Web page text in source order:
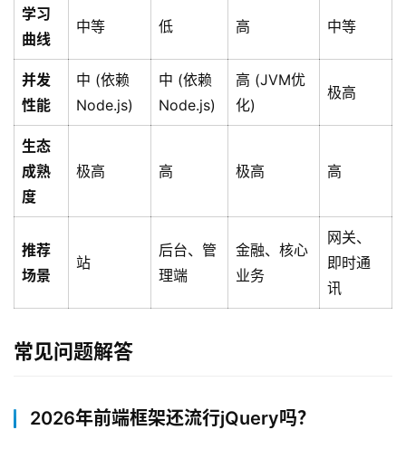
互
联
网
+
动
态
关
于
我
们
学习
曲线
中等 低 高 中等
并发
性能
中 (依赖
Node.js)
中 (依赖
Node.js)
高 (JVM优
化)
极高
生态
成熟
度
极高 高 极高 高
推荐
场景
站
后台、管
理端
金融、核心
业务
网关、
即时通
讯
常见问题解答
2026年前端框架还流行jQuery吗？